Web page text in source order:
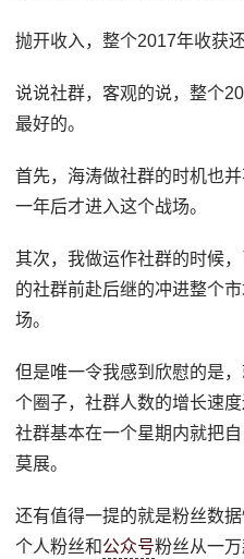
抛开收入，整个2017年收获还
说说社群，客观的说，整个
最好的。
首先，海涛做社群的时机也
一年后才进入这个战场。
其次，我做运作社群的时候
的社群前赴后继的冲进整个
场。
但是唯一令我感到欣慰的是
个圈子，社群人数的增长速
社群基本在一个星期内就把
莫展。
还有值得一提的就是粉丝数
个人粉丝和公众号粉丝从一万